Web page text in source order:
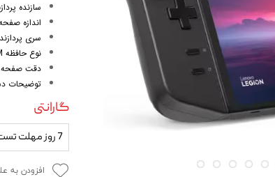
تجهیزات و مودم
دانگل،لوازم خودرویی و محصولات کاربردی
ویدئو پروژکتور
سازنده
اندازه
سری
نوع حافظه RAM رم:
دقت صفحه
توضیحات
گارانتی
7 روز مهلت تست + یکماه گارانتی
افزودن به